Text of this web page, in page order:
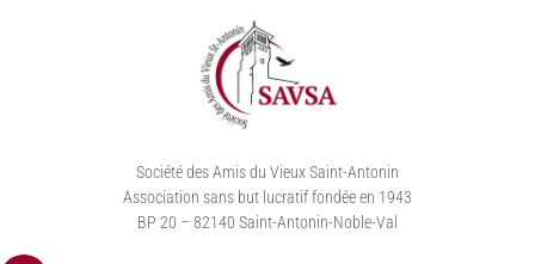
Société des Amis du Vieux Saint-Antonin
Association sans but lucratif fondée en 1943
BP 20 – 82140 Saint-Antonin-Noble-Val